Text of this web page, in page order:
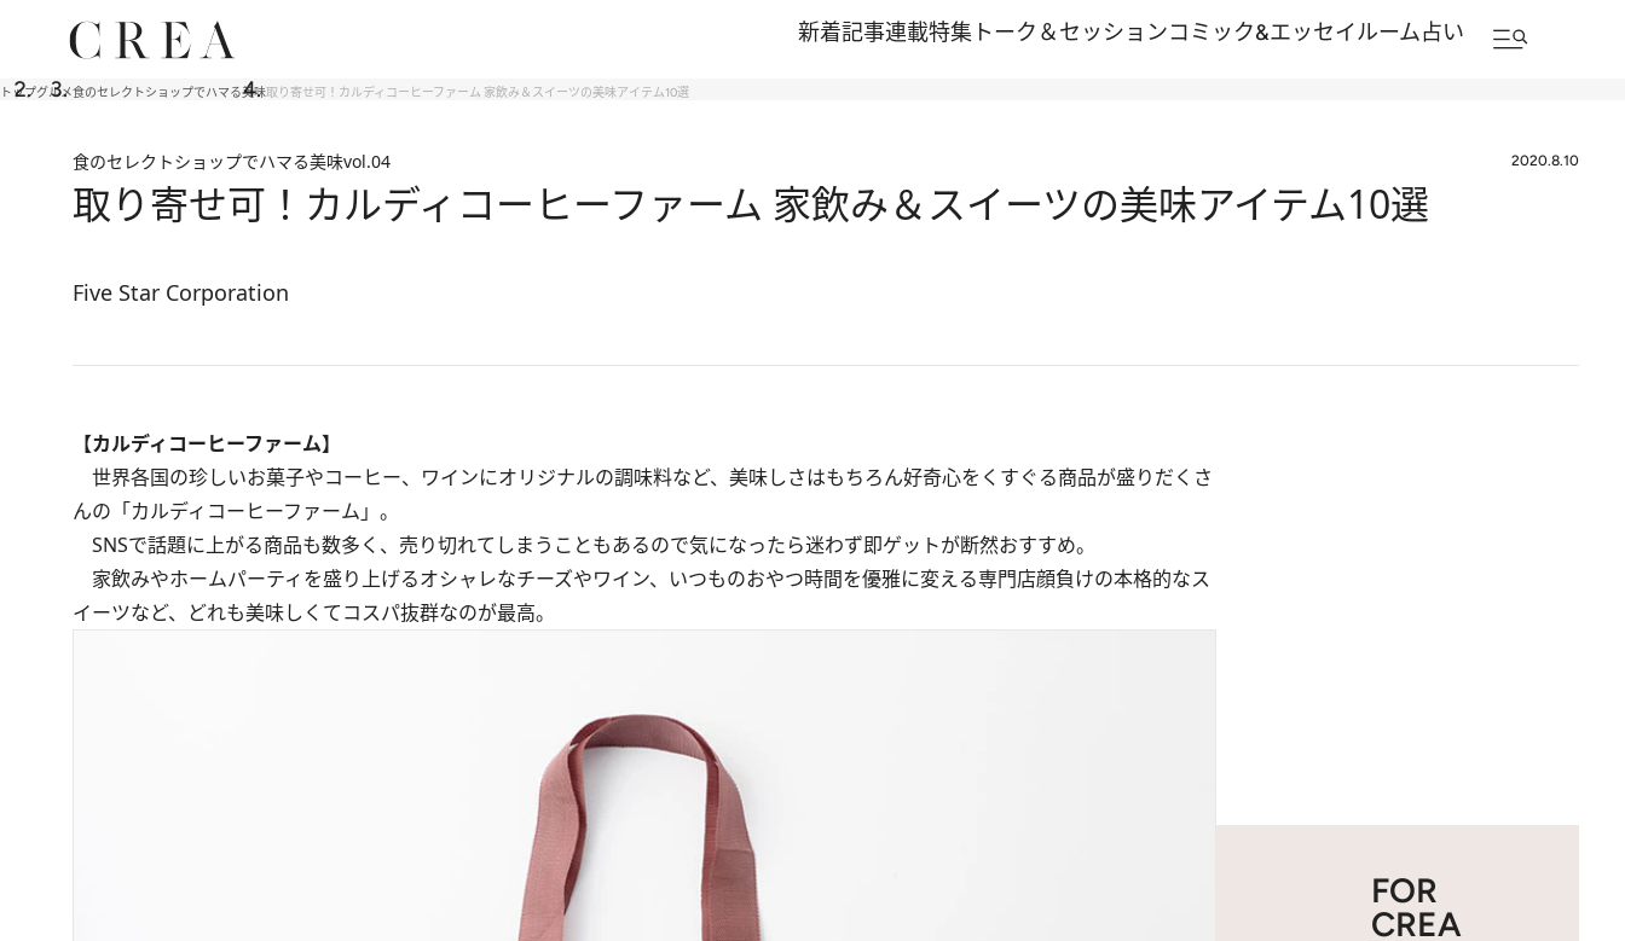
新着記事連載特集 トーク＆セッションコミック&エッセイルーム占い
トップグルメ食のセレクトショップでハマる美味取り寄せ可！カルディコーヒーファーム 家飲み＆スイーツの美味アイテム10選
食のセレクトショップでハマる美味vol.04 2020.8.10
取り寄せ可！カルディコーヒーファーム 家飲み＆スイーツの美味アイテム10選
Five Star Corporation
【カルディコーヒーファーム】
世界各国の珍しいお菓子やコーヒー、ワインにオリジナルの調味料など、美味しさはもちろん好奇心をくすぐる商品が盛りだくさ
んの「カルディコーヒーファーム」。
SNSで話題に上がる商品も数多く、売り切れてしまうこともあるので気になったら迷わず即ゲットが断然おすすめ。
家飲みやホームパーティを盛り上げるオシャレなチーズやワイン、いつものおやつ時間を優雅に変える専門店顔負けの本格的なス
イーツなど、どれも美味しくてコスパ抜群なのが最高。
FOR
CREA